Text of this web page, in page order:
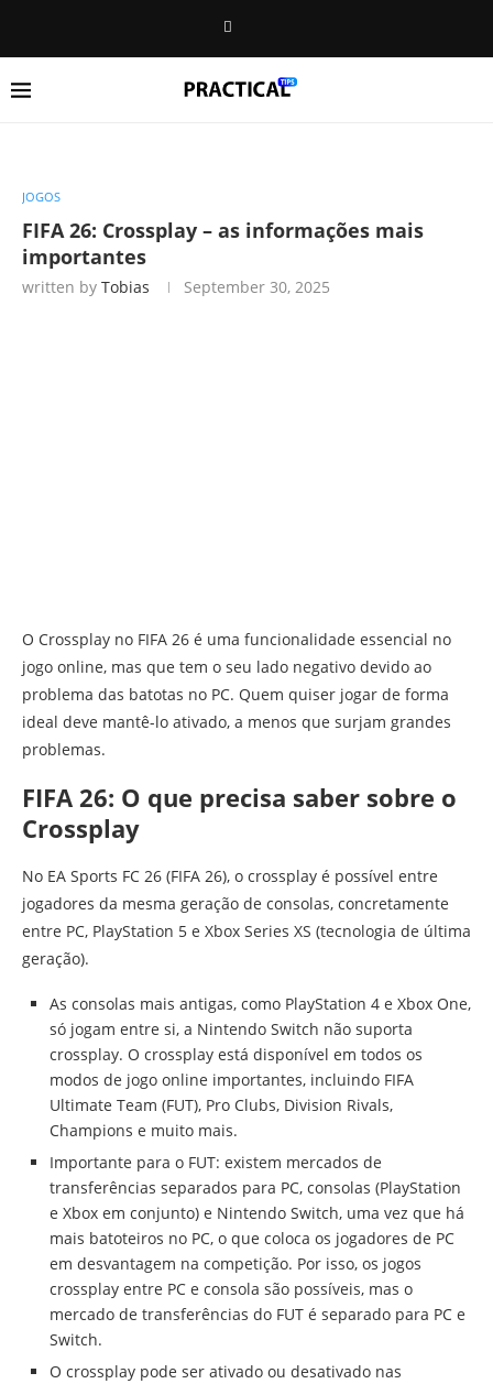
JOGOS
FIFA 26: Crossplay – as informações mais
importantes
written by Tobias September 30, 2025
O Crossplay no FIFA 26 é uma funcionalidade essencial no
jogo online, mas que tem o seu lado negativo devido ao
problema das batotas no PC. Quem quiser jogar de forma
ideal deve mantê-lo ativado, a menos que surjam grandes
problemas.
FIFA 26: O que precisa saber sobre o
Crossplay
No EA Sports FC 26 (FIFA 26), o crossplay é possível entre
jogadores da mesma geração de consolas, concretamente
entre PC, PlayStation 5 e Xbox Series XS (tecnologia de última
geração).
As consolas mais antigas, como PlayStation 4 e Xbox One,
só jogam entre si, a Nintendo Switch não suporta
crossplay. O crossplay está disponível em todos os
modos de jogo online importantes, incluindo FIFA
Ultimate Team (FUT), Pro Clubs, Division Rivals,
Champions e muito mais.
Importante para o FUT: existem mercados de
transferências separados para PC, consolas (PlayStation
e Xbox em conjunto) e Nintendo Switch, uma vez que há
mais batoteiros no PC, o que coloca os jogadores de PC
em desvantagem na competição. Por isso, os jogos
crossplay entre PC e consola são possíveis, mas o
mercado de transferências do FUT é separado para PC e
Switch.
O crossplay pode ser ativado ou desativado nas